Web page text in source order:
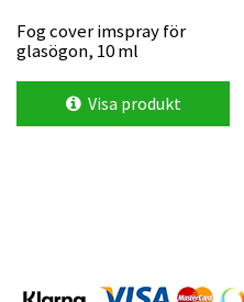
Fog cover imspray för
glasögon, 10 ml
Visa produkt